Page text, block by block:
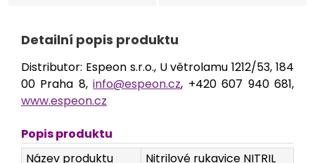
Detailní popis produktu
Distributor: Espeon s.r.o., U větrolamu 1212/53, 184
00 Praha 8,info@espeon.cz, +420 607 940 681,
www.espeon.cz
Popis produktu
Název produktu
Nitrilové rukavice NITRIL